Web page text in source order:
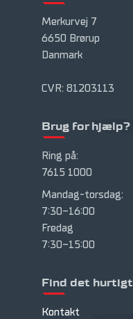
Merkurvej 7
6650 Brørup
Danmark
CVR: 81203113
Brug for hjælp?
Ring på:
7615 1000
Mandag-torsdag:
7:30-16:00
Fredag
7:30-15:00
Find det hurtigt
Kontakt